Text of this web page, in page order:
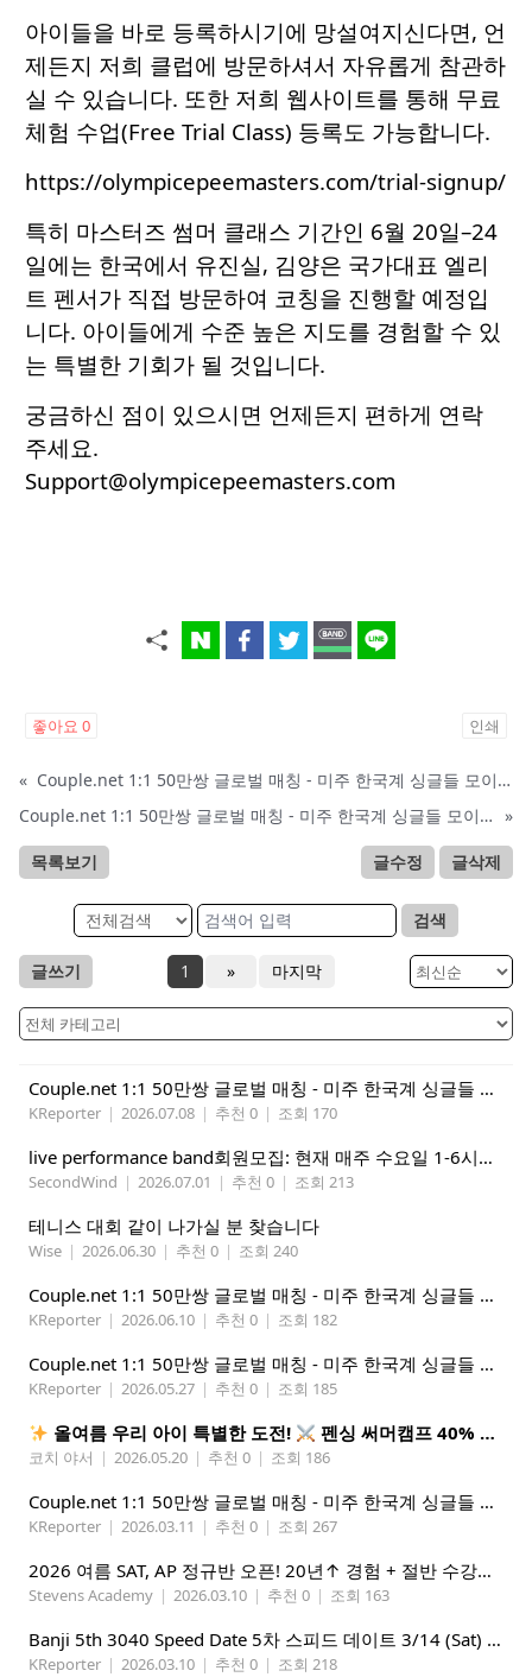
아이들을 바로 등록하시기에 망설여지신다면, 언
제든지 저희 클럽에 방문하셔서 자유롭게 참관하
실 수 있습니다. 또한 저희 웹사이트를 통해 무료
체험 수업(Free Trial Class) 등록도 가능합니다.
https://olympicepeemasters.com/trial-signup/
특히 마스터즈 썸머 클래스 기간인 6월 20일–24
일에는 한국에서 유진실, 김양은 국가대표 엘리
트 펜서가 직접 방문하여 코칭을 진행할 예정입
니다. 아이들에게 수준 높은 지도를 경험할 수 있
는 특별한 기회가 될 것입니다.
궁금하신 점이 있으시면 언제든지 편하게 연락
주세요.
Support@olympicepeemasters.com
좋아요 0 인쇄
«
Couple.net 1:1 50만쌍 글로벌 매칭 - 미주 한국계 싱글들 모이세요
Couple.net 1:1 50만쌍 글로벌 매칭 - 미주 한국계 싱글들 모이세요 »
목록보기 글수정 글삭제
검색
글쓰기 1 » 마지막
Couple.net 1:1 50만쌍 글로벌 매칭 - 미주 한국계 싱글들 모이세요
KReporter | 2026.07.08 | 추천 0 | 조회 170
live performance band회원모집: 현재 매주 수요일 1-6시에 전문 음악 Studio에서 활동중인 진짜 악기를 다루는 밴드입니다.
SecondWind | 2026.07.01 | 추천 0 | 조회 213
테니스 대회 같이 나가실 분 찾습니다
Wise | 2026.06.30 | 추천 0 | 조회 240
Couple.net 1:1 50만쌍 글로벌 매칭 - 미주 한국계 싱글들 모이세요
KReporter | 2026.06.10 | 추천 0 | 조회 182
Couple.net 1:1 50만쌍 글로벌 매칭 - 미주 한국계 싱글들 모이세요
KReporter | 2026.05.27 | 추천 0 | 조회 185
올여름 우리 아이 특별한 도전! 펜싱 써머캠프 40% 선착순 할인
코치 야서 | 2026.05.20 | 추천 0 | 조회 186
Couple.net 1:1 50만쌍 글로벌 매칭 - 미주 한국계 싱글들 모이세요
KReporter | 2026.03.11 | 추천 0 | 조회 267
2026 여름 SAT, AP 정규반 오픈! 20년↑ 경험 + 절반 수강료 (얼리버드 5%할인)
Stevens Academy | 2026.03.10 | 추천 0 | 조회 163
Banji 5th 3040 Speed Date 5차 스피드 데이트 3/14 (Sat) 5-8PM
KReporter | 2026.03.10 | 추천 0 | 조회 218